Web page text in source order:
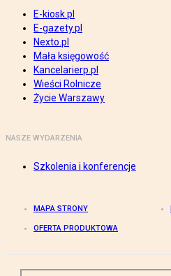
E-kiosk.pl
E-gazety.pl
Nexto.pl
Mała księgowość
Kancelarierp.pl
Wieści Rolnicze
Życie Warszawy
NASZE WYDARZENIA
Szkolenia i konferencje
MAPA STRONY
OFERTA PRODUKTOWA